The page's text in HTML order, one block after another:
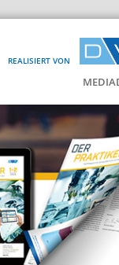
REALISIERT VON